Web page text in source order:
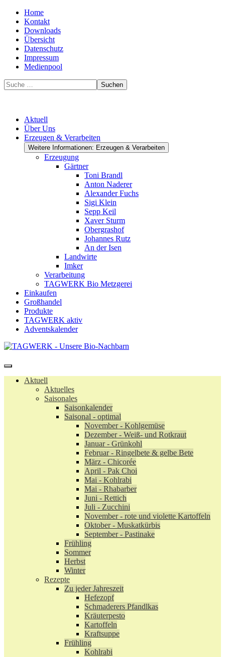
Home
Kontakt
Downloads
Übersicht
Datenschutz
Impressum
Medienpool
Suchen
Aktuell
Über Uns
Erzeugen & Verarbeiten
Weitere Informationen: Erzeugen & Verarbeiten
Erzeugung
Gärtner
Toni Brandl
Anton Naderer
Alexander Fuchs
Sigi Klein
Sepp Keil
Xaver Sturm
Obergrashof
Johannes Rutz
An der Isen
Landwirte
Imker
Verarbeitung
TAGWERK Bio Metzgerei
Einkaufen
Großhandel
Produkte
TAGWERK aktiv
Adventskalender
Aktuell
Aktuelles
Saisonales
Saisonkalender
Saisonal - optimal
November - Kohlgemüse
Dezember - Weiß- und Rotkraut
Januar - Grünkohl
Februar - Ringelbete & gelbe Bete
März - Chicorée
April - Pak Choi
Mai - Kohlrabi
Mai - Rhabarber
Juni - Rettich
Juli - Zucchini
November - rote und violette Kartoffeln
Oktober - Muskatkürbis
September - Pastinake
Frühling
Sommer
Herbst
Winter
Rezepte
Zu jeder Jahreszeit
Hefezopf
Schmaderers Pfandlkas
Kräuterpesto
Kartoffeln
Kraftsuppe
Frühling
Kohlrabi